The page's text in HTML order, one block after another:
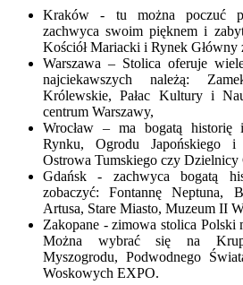
Kraków - tu można poczuć
zachwyca swoim pięknem i
Kościół Mariacki i Rynek Główny
Warszawa – Stolica oferuje
najciekawszych należą:
Królewskie, Pałac Kultury i
centrum Warszawy,
Wrocław – ma bogatą historię
Rynku, Ogrodu Japońskiego i
Ostrowa Tumskiego czy Dzielnicy
Gdańsk - zachwyca bogatą
zobaczyć: Fontannę Neptuna,
Artusa, Stare Miasto, Muzeum II
Zakopane - zimowa stolica Polski
Można wybrać się na
Myszogrodu, Podwodnego
Woskowych EXPO.